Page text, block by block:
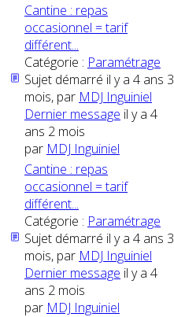
Cantine : repas
occasionnel = tarif
différent...
Catégorie : Paramétrage
Sujet démarré il y a 4 ans 3
mois, par MDJ Inguiniel
Dernier message il y a 4
ans 2 mois
par MDJ Inguiniel
Cantine : repas
occasionnel = tarif
différent...
Catégorie : Paramétrage
Sujet démarré il y a 4 ans 3
mois, par MDJ Inguiniel
Dernier message il y a 4
ans 2 mois
par MDJ Inguiniel